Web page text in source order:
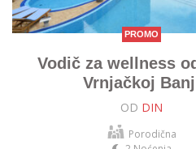
PROMO
Vodič za wellness
Vrnjačkoj
OD DIN
Porodična